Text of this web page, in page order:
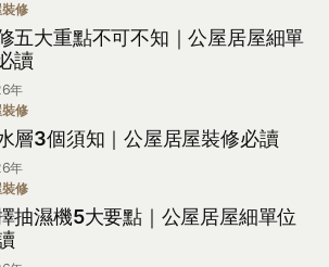
修
五大重點不可不知｜公屋居屋細單
讀
年
修
層3個須知｜公屋居屋裝修必讀
年
修
抽濕機5大要點｜公屋居屋細單位